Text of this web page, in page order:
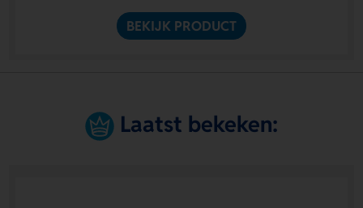
BEKIJK PRODUCT
Laatst bekeken: